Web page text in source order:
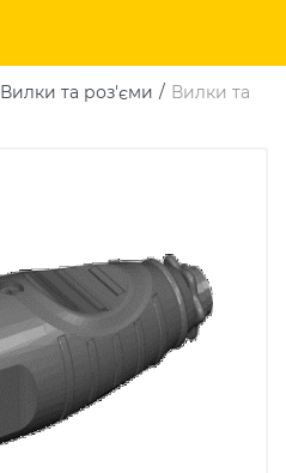
Вилки та роз'єми
Вилки та